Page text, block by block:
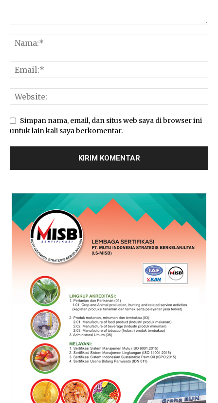
Simpan nama, email, dan situs web saya di browser ini
untuk lain kali saya berkomentar.